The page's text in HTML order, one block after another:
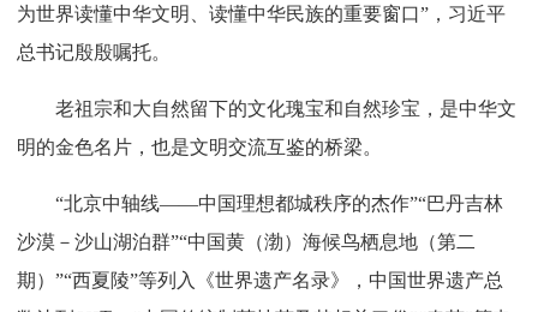
为世界读懂中华文明、读懂中华民族的重要窗口”，习近平
总书记殷殷嘱托。
老祖宗和大自然留下的文化瑰宝和自然珍宝，是中华文
明的金色名片，也是文明交流互鉴的桥梁。
“北京中轴线——中国理想都城秩序的杰作”“巴丹吉林
沙漠－沙山湖泊群”“中国黄（渤）海候鸟栖息地（第二
期）”“西夏陵”等列入《世界遗产名录》，中国世界遗产总